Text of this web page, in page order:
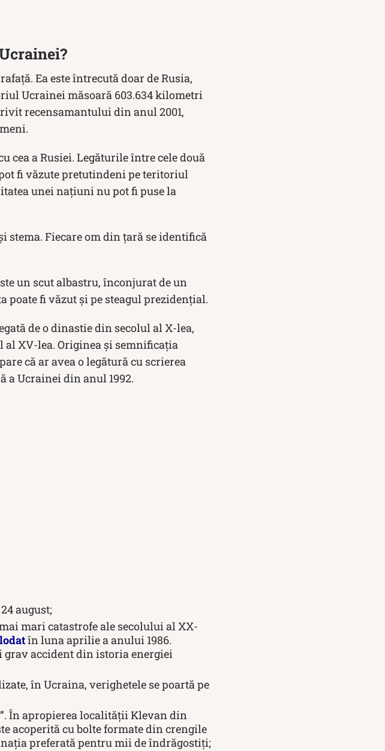
Ea este întrecută doar de Rusia,
Ucrainei măsoară 603.634 kilometri
recensamantului din anul 2001,
cea a Rusiei. Legăturile între cele două
fi văzute pretutindeni pe teritoriul
unei națiuni nu pot fi puse la
stema. Fiecare om din țară se identifică
un scut albastru, înconjurat de un
poate fi văzut și pe steagul prezidențial.
de o dinastie din secolul al X-lea,
XV-lea. Originea și semnificația
că ar avea o legătură cu scrierea
a Ucrainei din anul 1992.
august;
mari catastrofe ale secolului al XX-
în luna aprilie a anului 1986.
grav accident din istoria energiei
în Ucraina, verighetele se poartă pe
În apropierea localității Klevan din
acoperită cu bolte formate din crengile
preferată pentru mii de îndrăgostiți;